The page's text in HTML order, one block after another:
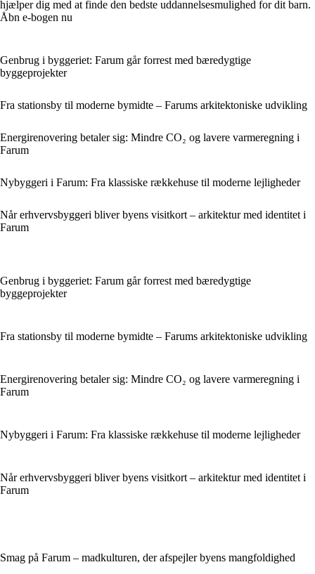
hjælper dig med at finde den bedste uddannelsesmulighed for dit barn.
Åbn e-bogen nu
Genbrug i byggeriet: Farum går forrest med bæredygtige
byggeprojekter
Fra stationsby til moderne bymidte – Farums arkitektoniske udvikling
Energirenovering betaler sig: Mindre CO₂ og lavere varmeregning i
Farum
Nybyggeri i Farum: Fra klassiske rækkehuse til moderne lejligheder
Når erhvervsbyggeri bliver byens visitkort – arkitektur med identitet i
Farum
Genbrug i byggeriet: Farum går forrest med bæredygtige
byggeprojekter
Fra stationsby til moderne bymidte – Farums arkitektoniske udvikling
Energirenovering betaler sig: Mindre CO₂ og lavere varmeregning i
Farum
Nybyggeri i Farum: Fra klassiske rækkehuse til moderne lejligheder
Når erhvervsbyggeri bliver byens visitkort – arkitektur med identitet i
Farum
Smag på Farum – madkulturen, der afspejler byens mangfoldighed